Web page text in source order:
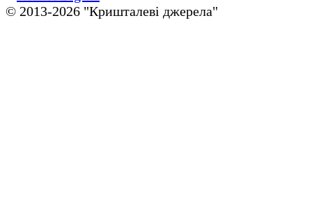
© 2013-2026 "Кришталевi джерела"